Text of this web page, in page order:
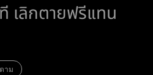
เลิกตายฟรีแทน
าม